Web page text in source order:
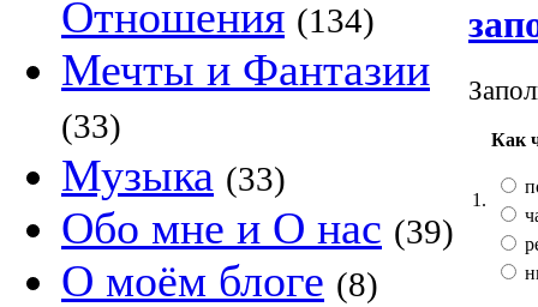
Отношения (134)
Мечты и Фантазии
(33)
Музыка (33)
Обо мне и О нас (39)
О моём блоге (8)
1.
Как